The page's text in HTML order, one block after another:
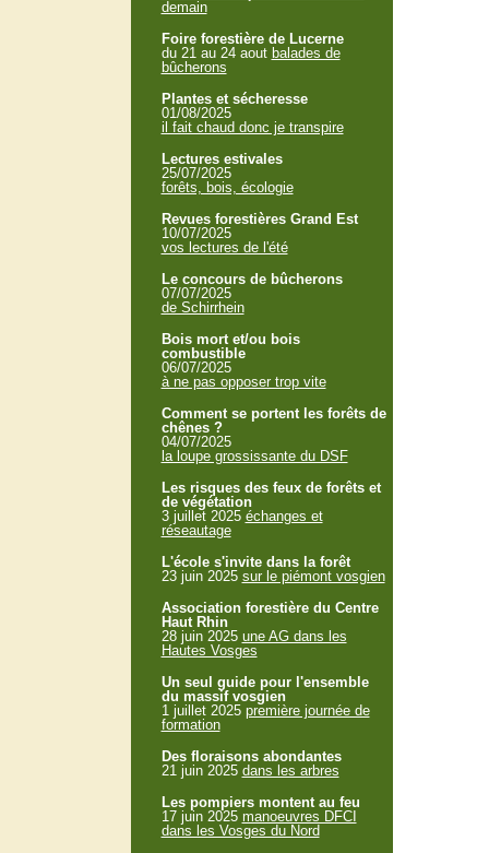
demain
Foire forestière de Lucerne
du 21 au 24 aout balades de
bûcherons
Plantes et sécheresse
01/08/2025
il fait chaud donc je transpire
Lectures estivales
25/07/2025
forêts, bois, écologie
Revues forestières Grand Est
10/07/2025
vos lectures de l'été
Le concours de bûcherons
07/07/2025
de Schirrhein
Bois mort et/ou bois
combustible
06/07/2025
à ne pas opposer trop vite
Comment se portent les forêts de
chênes ?
04/07/2025
la loupe grossissante du DSF
Les risques des feux de forêts et
de végétation
3 juillet 2025 échanges et
réseautage
L'école s'invite dans la forêt
23 juin 2025 sur le piémont vosgien
Association forestière du Centre
Haut Rhin
28 juin 2025 une AG dans les
Hautes Vosges
Un seul guide pour l'ensemble
du massif vosgien
1 juillet 2025 première journée de
formation
Des floraisons abondantes
21 juin 2025 dans les arbres
Les pompiers montent au feu
17 juin 2025 manoeuvres DFCI
dans les Vosges du Nord